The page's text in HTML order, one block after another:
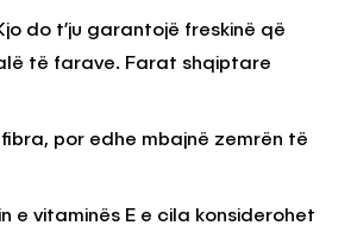
do t’ju garantojë freskinë që
të farave. Farat shqiptare
por edhe mbajnë zemrën të
e vitaminës E e cila konsiderohet
Vijnë Nga Akulloret e